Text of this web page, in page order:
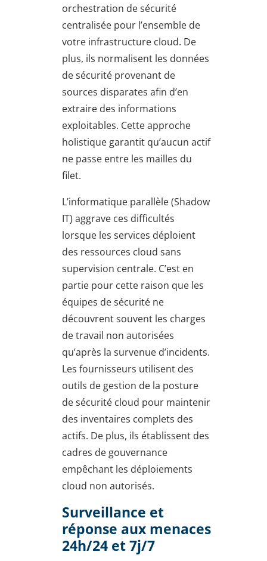
orchestration de sécurité
centralisée pour l’ensemble de
votre infrastructure cloud. De
plus, ils normalisent les données
de sécurité provenant de
sources disparates afin d’en
extraire des informations
exploitables. Cette approche
holistique garantit qu’aucun actif
ne passe entre les mailles du
filet.
L’informatique parallèle (Shadow
IT) aggrave ces difficultés
lorsque les services déploient
des ressources cloud sans
supervision centrale. C’est en
partie pour cette raison que les
équipes de sécurité ne
découvrent souvent les charges
de travail non autorisées
qu’après la survenue d’incidents.
Les fournisseurs utilisent des
outils de gestion de la posture
de sécurité cloud pour maintenir
des inventaires complets des
actifs. De plus, ils établissent des
cadres de gouvernance
empêchant les déploiements
cloud non autorisés.
Surveillance et
réponse aux menaces
24h/24 et 7j/7